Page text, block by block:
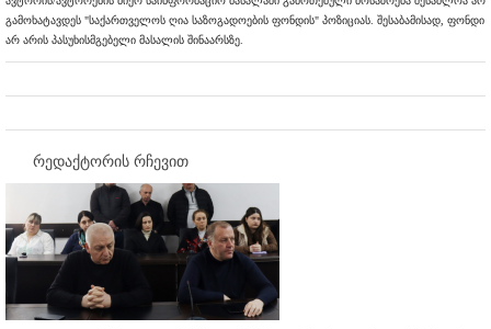
გამოხატავდეს "საქართველოს ღია საზოგადოების ფონდის" პოზიციას. შესაბამისად, ფონდი
არ არის პასუხისმგებელი მასალის შინაარსზე.
რედაქტორის რჩევით